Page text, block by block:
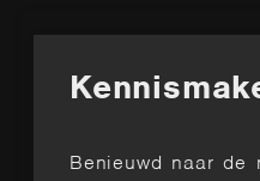
Benieuwd naar de